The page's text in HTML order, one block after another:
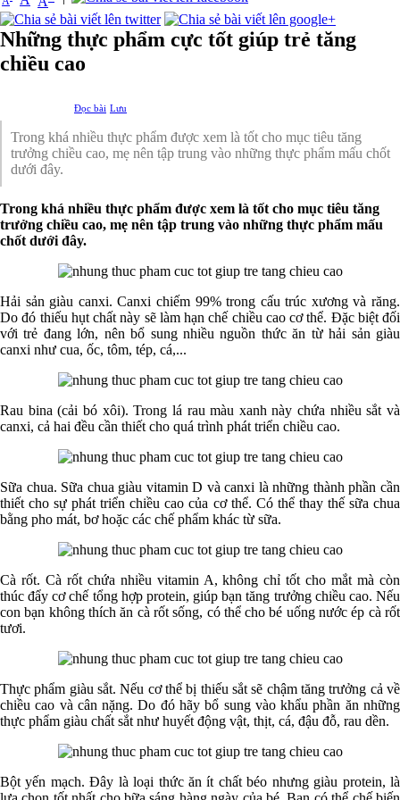
Những thực phẩm cực tốt giúp trẻ tăng
chiều cao
Đọc bài Lưu
Trong khá nhiều thực phẩm được xem là tốt cho mục tiêu tăng
trưởng chiều cao, mẹ nên tập trung vào những thực phẩm mấu chốt
dưới đây.
Trong khá nhiều thực phẩm được xem là tốt cho mục tiêu tăng
trưởng chiều cao, mẹ nên tập trung vào những thực phẩm mấu
chốt dưới đây.
Hải sản giàu canxi. Canxi chiếm 99% trong cấu trúc xương và răng.
Do đó thiếu hụt chất này sẽ làm hạn chế chiều cao cơ thể. Đặc biệt đối
với trẻ đang lớn, nên bổ sung nhiều nguồn thức ăn từ hải sản giàu
canxi như cua, ốc, tôm, tép, cá,...
Rau bina (cải bó xôi). Trong lá rau màu xanh này chứa nhiều sắt và
canxi, cả hai đều cần thiết cho quá trình phát triển chiều cao.
Sữa chua. Sữa chua giàu vitamin D và canxi là những thành phần cần
thiết cho sự phát triển chiều cao của cơ thể. Có thể thay thế sữa chua
bằng pho mát, bơ hoặc các chế phẩm khác từ sữa.
Cà rốt. Cà rốt chứa nhiều vitamin A, không chỉ tốt cho mắt mà còn
thúc đẩy cơ chế tổng hợp protein, giúp bạn tăng trưởng chiều cao. Nếu
con bạn không thích ăn cà rốt sống, có thể cho bé uống nước ép cà rốt
tươi.
Thực phẩm giàu sắt. Nếu cơ thể bị thiếu sắt sẽ chậm tăng trưởng cả về
chiều cao và cân nặng. Do đó hãy bổ sung vào khẩu phần ăn những
thực phẩm giàu chất sắt như huyết động vật, thịt, cá, đậu đỗ, rau dền.
Bột yến mạch. Đây là loại thức ăn ít chất béo nhưng giàu protein, là